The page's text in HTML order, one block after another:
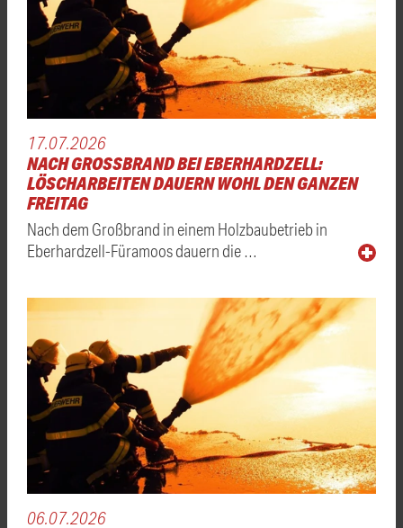
17.07.2026
NACH GROSSBRAND BEI EBERHARDZELL: L
ÖSCHARBEITEN DAUERN WOHL DEN GANZEN F
REITAG
Nach dem Großbrand in einem Holzbaubetrieb in
Eberhardzell-Füramoos dauern die …
06.07.2026